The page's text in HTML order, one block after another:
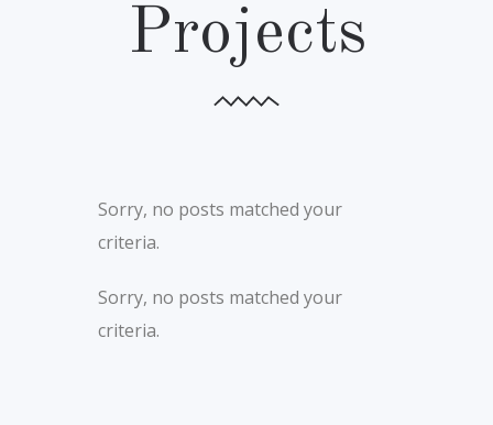
Projects
Sorry, no posts matched your
criteria.
Sorry, no posts matched your
criteria.